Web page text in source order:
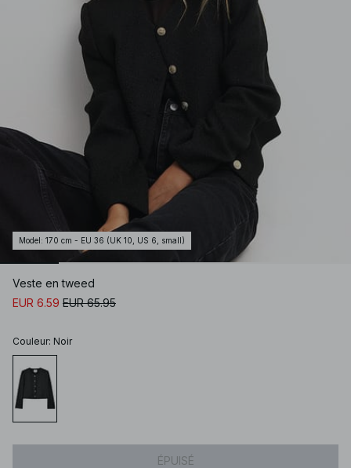
Model : 170 cm - EU 36 (UK 10, US 6, small)
Veste en tweed
EUR 6.59 EUR 65.95
Couleur: Noir
ÉPUISÉ